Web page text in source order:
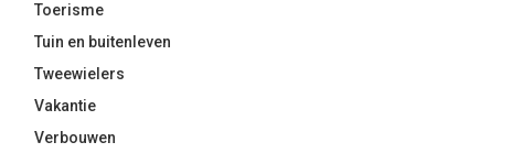
Toerisme
Tuin en buitenleven
Tweewielers
Vakantie
Verbouwen